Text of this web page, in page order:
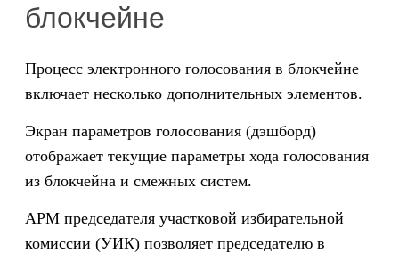
блокчейне
Процесс электронного голосования в блокчейне
включает несколько дополнительных элементов.
Экран параметров голосования (дэшборд)
отображает текущие параметры хода голосования
из блокчейна и смежных систем.
АРМ председателя участковой избирательной
комиссии (УИК) позволяет председателю в